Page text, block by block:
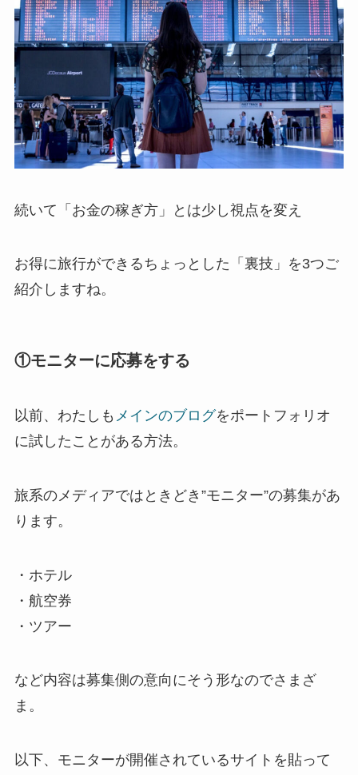
続いて「お金の稼ぎ方」とは少し視点を変え
お得に旅行ができるちょっとした「裏技」を3つご
紹介しますね。
①モニターに応募をする
以前、わたしも メインのブログをポートフォリオ
に試したことがある方法。
旅系のメディアではときどき”モニター”の募集があ
ります。
・ホテル
・航空券
・ツアー
など内容は募集側の意向にそう形なのでさまざ
ま。
以下、モニターが開催されているサイトを貼って